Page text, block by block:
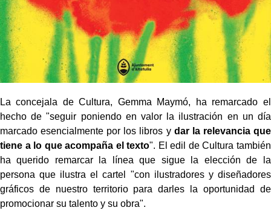
La concejala de Cultura, Gemma Maymó, ha remarcado el
hecho de "seguir poniendo en valor la ilustración en un día
marcado esencialmente por los libros y dar la relevancia que
tiene a lo que acompaña el texto". El edil de Cultura también
ha querido remarcar la línea que sigue la elección de la
persona que ilustra el cartel "con ilustradores y diseñadores
gráficos de nuestro territorio para darles la oportunidad de
promocionar su talento y su obra".